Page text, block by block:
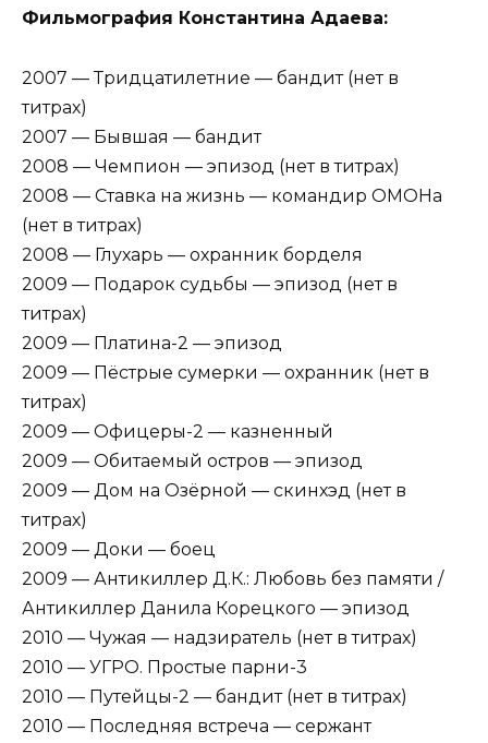
Фильмография Константина Адаева:
2007 — Тридцатилетние — бандит (нет в
титрах)
2007 — Бывшая — бандит
2008 — Чемпион — эпизод (нет в титрах)
2008 — Ставка на жизнь — командир ОМОНа
(нет в титрах)
2008 — Глухарь — охранник борделя
2009 — Подарок судьбы — эпизод (нет в
титрах)
2009 — Платина-2 — эпизод
2009 — Пёстрые сумерки — охранник (нет в
титрах)
2009 — Офицеры-2 — казненный
2009 — Обитаемый остров — эпизод
2009 — Дом на Озёрной — скинхэд (нет в
титрах)
2009 — Доки — боец
2009 — Антикиллер Д.К.: Любовь без памяти /
Антикиллер Данила Корецкого — эпизод
2010 — Чужая — надзиратель (нет в титрах)
2010 — УГРО. Простые парни-3
2010 — Путейцы-2 — бандит (нет в титрах)
2010 — Последняя встреча — сержант